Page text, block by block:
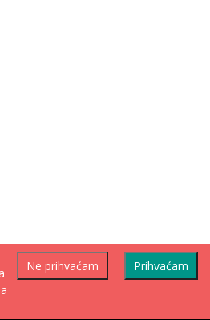
Prihvaćam
Ne prihvaćam